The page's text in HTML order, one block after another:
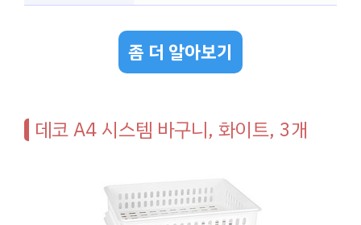
좀 더 알아보기
데코 A4 시스템 바구니, 화이트, 3개